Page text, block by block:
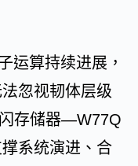
运算持续进展，
忽视韧体层级
存储器—W77Q
系统演进、合